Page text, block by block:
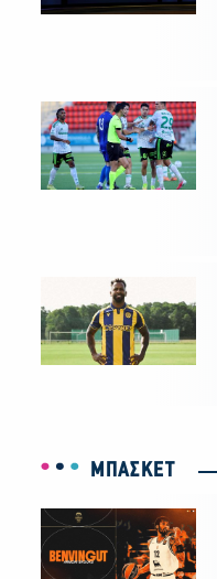
ΜΠΑΣΚΕΤ